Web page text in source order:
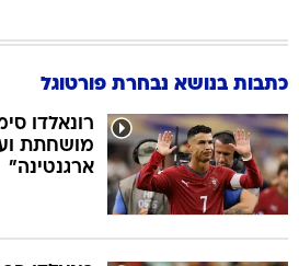
כתבות בנושא נבחרת פורטוגל
רונאלדו
מושחתת
ארגנטינה"